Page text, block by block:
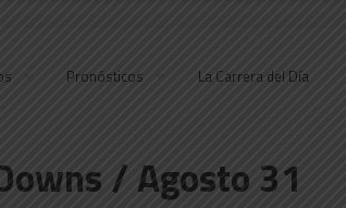
Pronósticos La Carrera del Día
/ Agosto 31